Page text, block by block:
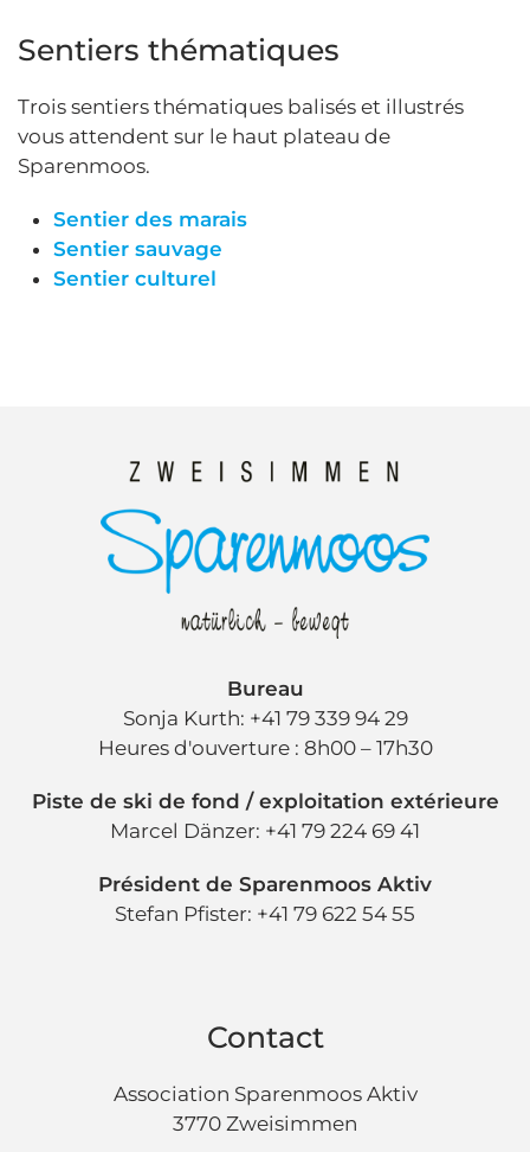
Sentiers thématiques
Trois sentiers thématiques balisés et illustrés
vous attendent sur le haut plateau de
Sparenmoos.
Sentier des marais
Sentier sauvage
Sentier culturel
Bureau
Sonja Kurth: +41 79 339 94 29
Heures d'ouverture : 8h00 – 17h30
Piste de ski de fond / exploitation extérieure
Marcel Dänzer: +41 79 224 69 41
Président de Sparenmoos Aktiv
Stefan Pfister: +41 79 622 54 55
Contact
Association Sparenmoos Aktiv
3770 Zweisimmen